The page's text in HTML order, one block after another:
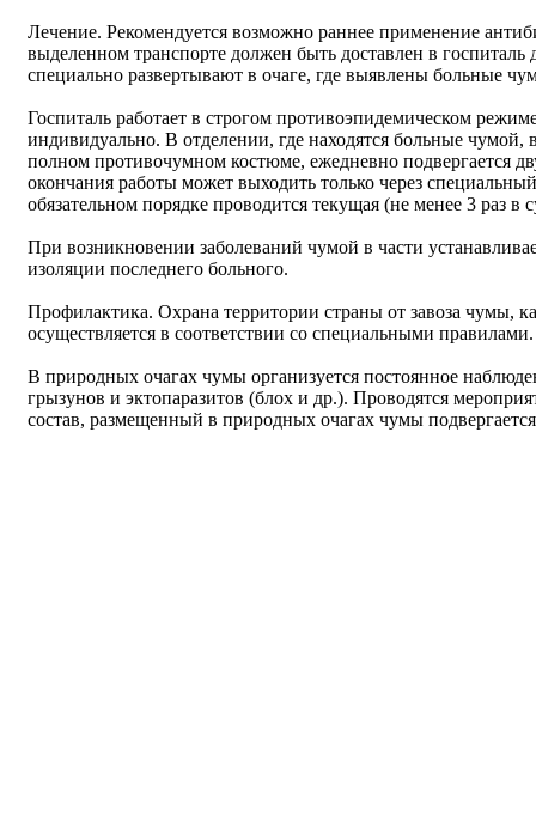
Лечение. Рекомендуется возможно раннее применение
выделенном транспорте должен быть доставлен в
специально развертывают в очаге, где выявлены больные
Госпиталь работает в строгом противоэпидемическом
индивидуально. В отделении, где находятся больные чумой,
полном противочумном костюме, ежедневно подвергается
окончания работы может выходить только через
обязательном порядке проводится текущая (не менее 3 раз в
При возникновении заболеваний чумой в части
изоляции последнего больного.
Профилактика. Охрана территории страны от завоза чумы,
осуществляется в соответствии со специальными правилами.
В природных очагах чумы организуется постоянное
грызунов и эктопаразитов (блох и др.). Проводятся
состав, размещенный в природных очагах чумы